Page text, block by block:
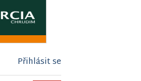
Přihlásit se